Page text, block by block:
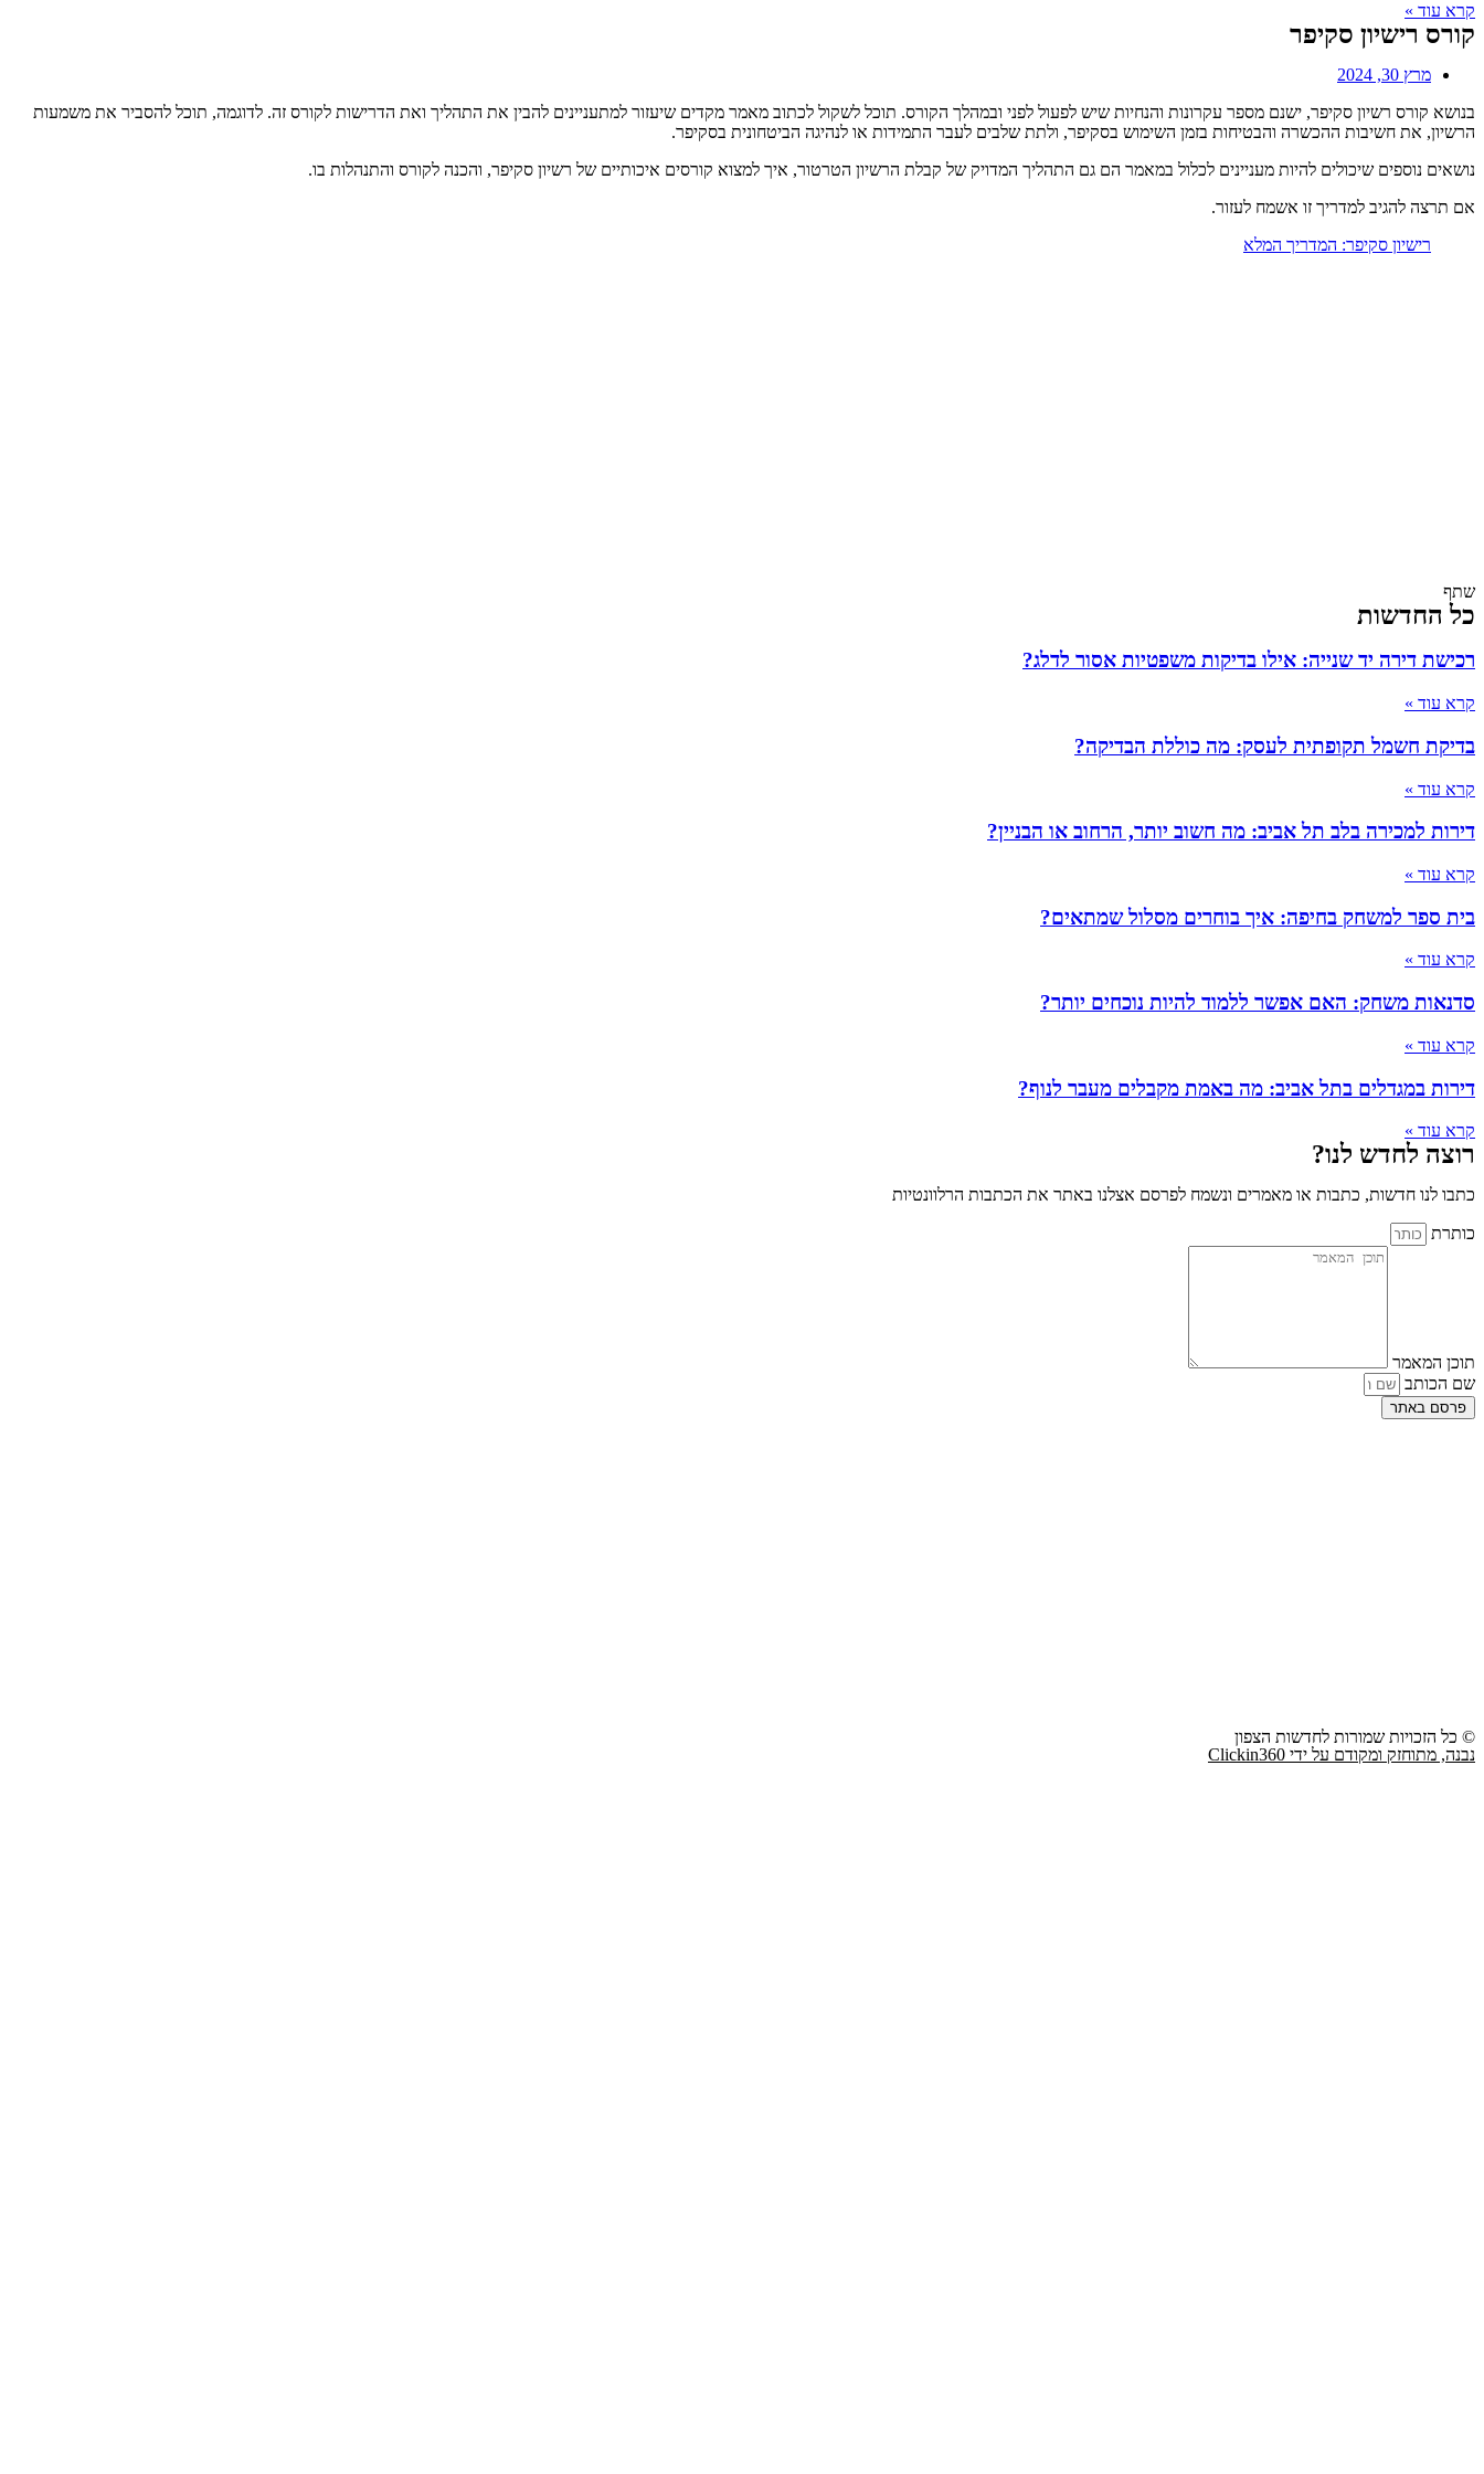
קרא עוד »
קורס רישיון סקיפר
מרץ 30, 2024
בנושא קורס רשיון סקיפר, ישנם מספר עקרונות והנחיות שיש לפעול לפני ובמהלך הקורס. תוכל לשקול לכתוב מאמר מקדים שיעזור למתעניינים להבין את התהליך ואת הדרישות לקורס זה. לדוגמה, תוכל להסביר את משמעות
הרשיון, את חשיבות ההכשרה והבטיחות בזמן השימוש בסקיפר, ולתת שלבים לעבר התמידות או לנהיגה הביטחונית בסקיפר.
נושאים נוספים שיכולים להיות מעניינים לכלול במאמר הם גם התהליך המדויק של קבלת הרשיון הטרטור, איך למצוא קורסים איכותיים של רשיון סקיפר, והכנה לקורס והתנהלות בו.
אם תרצה להגיב למדריך זו אשמח לעזור.
רישיון סקיפר: המדריך המלא
שתף
כל החדשות
רכישת דירה יד שנייה: אילו בדיקות משפטיות אסור לדלג?
קרא עוד »
בדיקת חשמל תקופתית לעסק: מה כוללת הבדיקה?
קרא עוד »
דירות למכירה בלב תל אביב: מה חשוב יותר, הרחוב או הבניין?
קרא עוד »
בית ספר למשחק בחיפה: איך בוחרים מסלול שמתאים?
קרא עוד »
סדנאות משחק: האם אפשר ללמוד להיות נוכחים יותר?
קרא עוד »
דירות במגדלים בתל אביב: מה באמת מקבלים מעבר לנוף?
קרא עוד »
רוצה לחדש לנו?
כתבו לנו חדשות, כתבות או מאמרים ונשמח לפרסם אצלנו באתר את הכתבות הרלוונטיות
כותרת
תוכן המאמר
שם הכותב
פרסם באתר
© כל הזכויות שמורות לחדשות הצפון
נבנה, מתוחזק ומקודם על ידי Clickin360